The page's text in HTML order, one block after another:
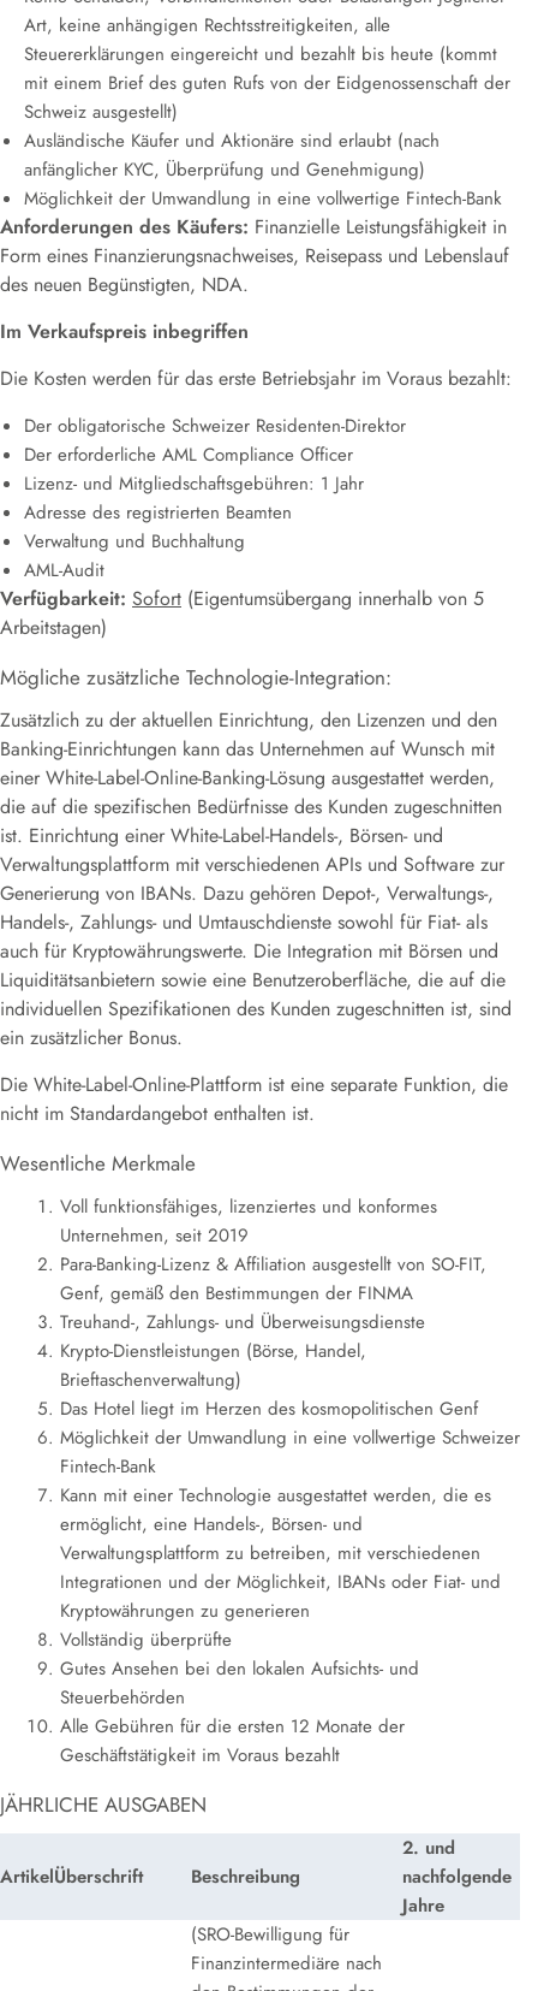
Art, keine anhängigen Rechtsstreitigkeiten, alle
Steuererklärungen eingereicht und bezahlt bis heute (kommt
mit einem Brief des guten Rufs von der Eidgenossenschaft der
Schweiz ausgestellt)
Ausländische Käufer und Aktionäre sind erlaubt (nach
anfänglicher KYC, Überprüfung und Genehmigung)
Möglichkeit der Umwandlung in eine vollwertige Fintech-Bank
Anforderungen des Käufers: Finanzielle Leistungsfähigkeit in
Form eines Finanzierungsnachweises, Reisepass und Lebenslauf
des neuen Begünstigten, NDA.
Im Verkaufspreis inbegriffen
Die Kosten werden für das erste Betriebsjahr im Voraus bezahlt:
Der obligatorische Schweizer Residenten-Direktor
Der erforderliche AML Compliance Officer
Lizenz- und Mitgliedschaftsgebühren: 1 Jahr
Adresse des registrierten Beamten
Verwaltung und Buchhaltung
AML-Audit
Verfügbarkeit: Sofort (Eigentumsübergang innerhalb von 5
Arbeitstagen)
Mögliche zusätzliche Technologie-Integration:
Zusätzlich zu der aktuellen Einrichtung, den Lizenzen und den
Banking-Einrichtungen kann das Unternehmen auf Wunsch mit
einer White-Label-Online-Banking-Lösung ausgestattet werden,
die auf die spezifischen Bedürfnisse des Kunden zugeschnitten
ist. Einrichtung einer White-Label-Handels-, Börsen- und
Verwaltungsplattform mit verschiedenen APIs und Software zur
Generierung von IBANs. Dazu gehören Depot-, Verwaltungs-,
Handels-, Zahlungs- und Umtauschdienste sowohl für Fiat- als
auch für Kryptowährungswerte. Die Integration mit Börsen und
Liquiditätsanbietern sowie eine Benutzeroberfläche, die auf die
individuellen Spezifikationen des Kunden zugeschnitten ist, sind
ein zusätzlicher Bonus.
Die White-Label-Online-Plattform ist eine separate Funktion, die
nicht im Standardangebot enthalten ist.
Wesentliche Merkmale
Voll funktionsfähiges, lizenziertes und konformes
Unternehmen, seit 2019
Para-Banking-Lizenz & Affiliation ausgestellt von SO-FIT,
Genf, gemäß den Bestimmungen der FINMA
Treuhand-, Zahlungs- und Überweisungsdienste
Krypto-Dienstleistungen (Börse, Handel,
Brieftaschenverwaltung)
Das Hotel liegt im Herzen des kosmopolitischen Genf
Möglichkeit der Umwandlung in eine vollwertige Schweizer
Fintech-Bank
Kann mit einer Technologie ausgestattet werden, die es
ermöglicht, eine Handels-, Börsen- und
Verwaltungsplattform zu betreiben, mit verschiedenen
Integrationen und der Möglichkeit, IBANs oder Fiat- und
Kryptowährungen zu generieren
Vollständig überprüfte
Gutes Ansehen bei den lokalen Aufsichts- und
Steuerbehörden
Alle Gebühren für die ersten 12 Monate der
Geschäftstätigkeit im Voraus bezahlt
JÄHRLICHE AUSGABEN
ArtikelÜberschrift Beschreibung
2. und
nachfolgende
Jahre
(SRO-Bewilligung für
Finanzintermediäre nach